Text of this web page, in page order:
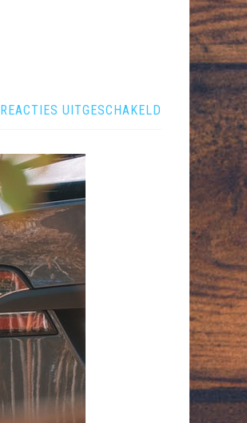
REACTIES UITGESCHAKELD
LAADPAAL
THUIS
INSTALLEREN